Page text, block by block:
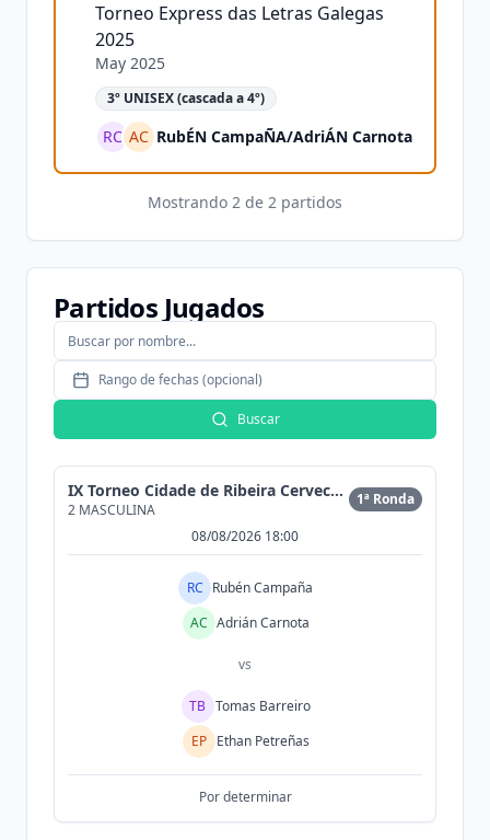
Torneo Express das Letras Galegas
2025
May 2025
3º UNISEX (cascada a 4º)
RC AC RubÉN CampaÑA/AdriÁN Carnota
Mostrando 2 de 2 partidos
Partidos Jugados
Rango de fechas (opcional)
Buscar
IX Torneo Cidade de Ribeira Cervecería Morrison
2 MASCULINA
1ª Ronda
08/08/2026 18:00
RC Rubén Campaña
AC Adrián Carnota
vs
TB Tomas Barreiro
EP
Ethan Petreñas
Por determinar